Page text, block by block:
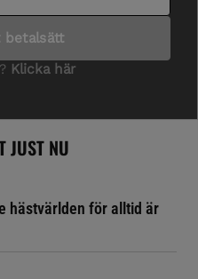
JUST NU
hästvärlden för alltid är